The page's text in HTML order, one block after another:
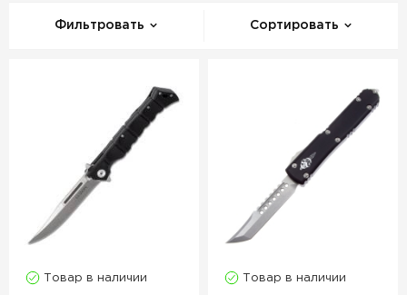
Фильтровать Сортировать
Товар в наличии Товар в наличии